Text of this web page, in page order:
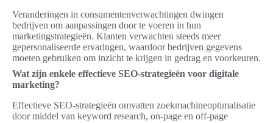
Veranderingen in consumentenverwachtingen dwingen
bedrijven om aanpassingen door te voeren in hun
marketingstrategieën. Klanten verwachten steeds meer
gepersonaliseerde ervaringen, waardoor bedrijven gegevens
moeten gebruiken om inzicht te krijgen in gedrag en voorkeuren.
Wat zijn enkele effectieve SEO-strategieën voor digitale
marketing?
Effectieve SEO-strategieën omvatten zoekmachineoptimalisatie
door middel van keyword research, on-page en off-page